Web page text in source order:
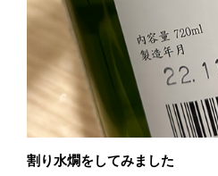
割り水燗をしてみました